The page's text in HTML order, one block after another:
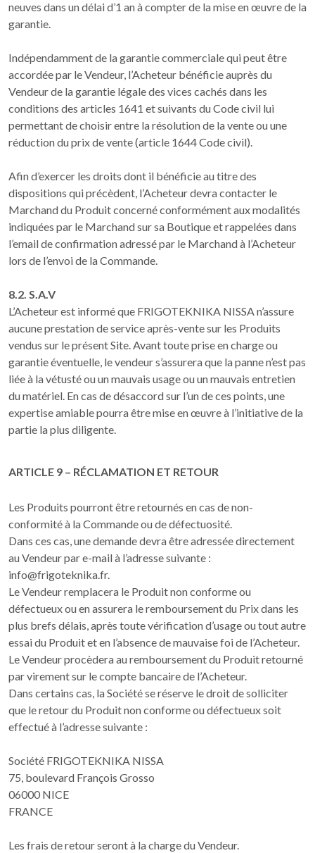
neuves dans un délai d’1 an à compter de la mise en œuvre de la
garantie.
Indépendamment de la garantie commerciale qui peut être
accordée par le Vendeur, l’Acheteur bénéficie auprès du
Vendeur de la garantie légale des vices cachés dans les
conditions des articles 1641 et suivants du Code civil lui
permettant de choisir entre la résolution de la vente ou une
réduction du prix de vente (article 1644 Code civil).
Afin d’exercer les droits dont il bénéficie au titre des
dispositions qui précèdent, l’Acheteur devra contacter le
Marchand du Produit concerné conformément aux modalités
indiquées par le Marchand sur sa Boutique et rappelées dans
l’email de confirmation adressé par le Marchand à l’Acheteur
lors de l’envoi de la Commande.
8.2. S.A.V
L’Acheteur est informé que FRIGOTEKNIKA NISSA n’assure
aucune prestation de service après-vente sur les Produits
vendus sur le présent Site. Avant toute prise en charge ou
garantie éventuelle, le vendeur s’assurera que la panne n’est pas
liée à la vétusté ou un mauvais usage ou un mauvais entretien
du matériel. En cas de désaccord sur l’un de ces points, une
expertise amiable pourra être mise en œuvre à l’initiative de la
partie la plus diligente.
ARTICLE 9 – RÉCLAMATION ET RETOUR
Les Produits pourront être retournés en cas de non-
conformité à la Commande ou de défectuosité.
Dans ces cas, une demande devra être adressée directement
au Vendeur par e-mail à l’adresse suivante :
info@frigoteknika.fr.
Le Vendeur remplacera le Produit non conforme ou
défectueux ou en assurera le remboursement du Prix dans les
plus brefs délais, après toute vérification d’usage ou tout autre
essai du Produit et en l’absence de mauvaise foi de l’Acheteur.
Le Vendeur procèdera au remboursement du Produit retourné
par virement sur le compte bancaire de l’Acheteur.
Dans certains cas, la Société se réserve le droit de solliciter
que le retour du Produit non conforme ou défectueux soit
effectué à l’adresse suivante :
Société FRIGOTEKNIKA NISSA
75, boulevard François Grosso
06000 NICE
FRANCE
Les frais de retour seront à la charge du Vendeur.